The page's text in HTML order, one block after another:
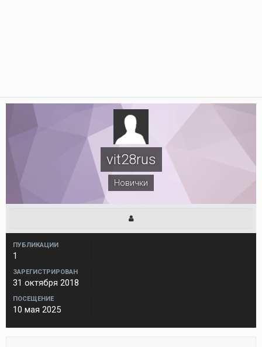
vit28rus
Новички
ПУБЛИКАЦИИ
1
ЗАРЕГИСТРИРОВАН
31 октября 2018
ПОСЕЩЕНИЕ
10 мая 2025